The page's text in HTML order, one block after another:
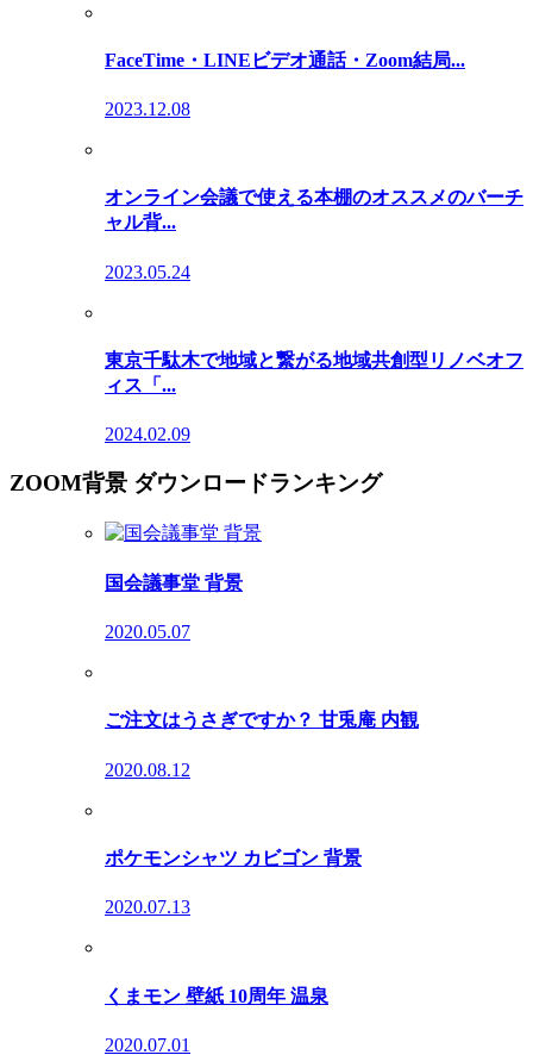
FaceTime・LINEビデオ通話・Zoom結局...
2023.12.08
オンライン会議で使える本棚のオススメのバーチ
ャル背...
2023.05.24
東京千駄木で地域と繋がる地域共創型リノベオフ
ィス「...
2024.02.09
ZOOM背景 ダウンロードランキング
国会議事堂 背景
2020.05.07
ご注文はうさぎですか？ 甘兎庵 内観
2020.08.12
ポケモンシャツ カビゴン 背景
2020.07.13
くまモン 壁紙 10周年 温泉
2020.07.01